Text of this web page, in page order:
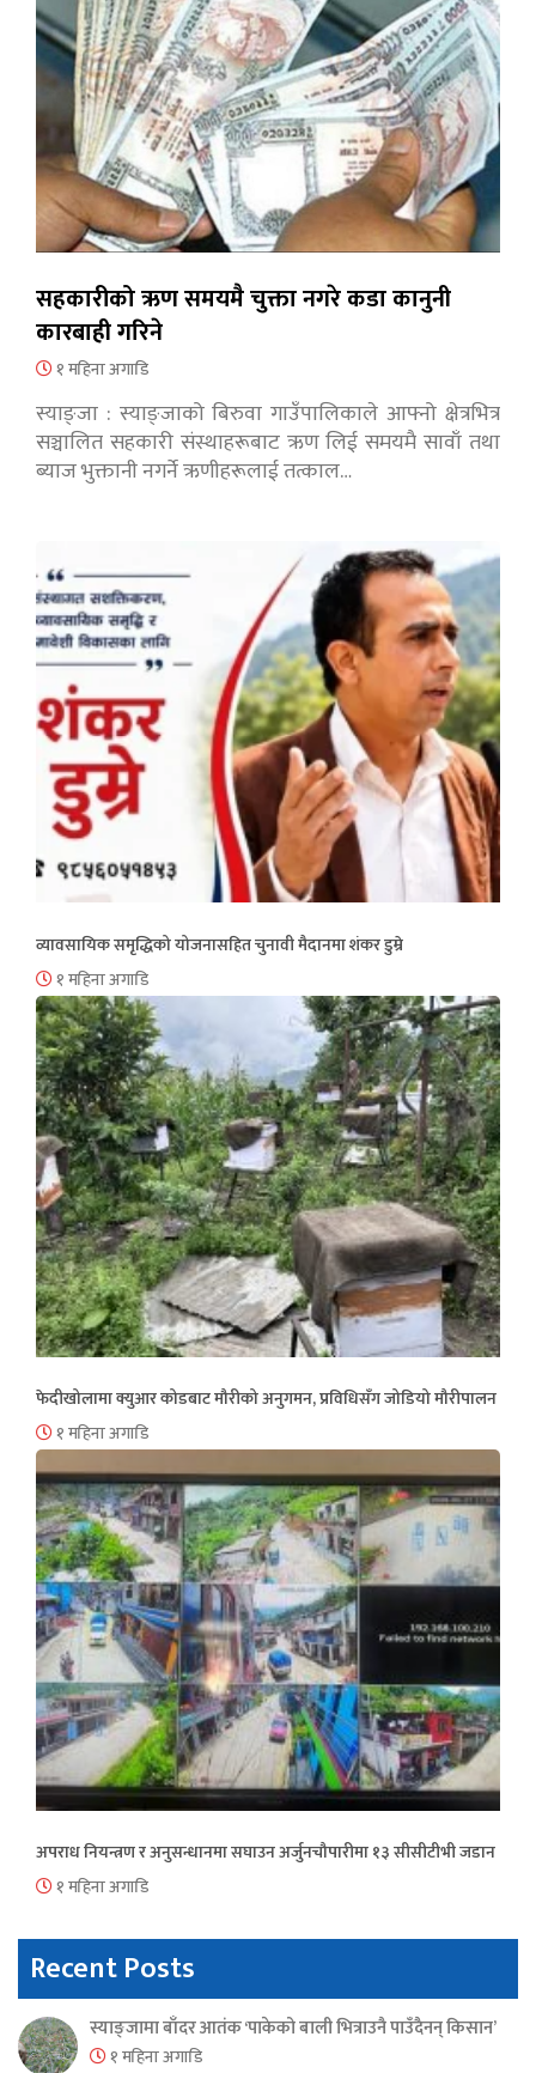
सहकारीको ऋण समयमै चुक्ता नगरे कडा कानुनी
कारबाही गरिने
१ महिना अगाडि
स्याङ्जा : स्याङ्जाको बिरुवा गाउँपालिकाले आफ्नो क्षेत्रभित्र
सञ्चालित सहकारी संस्थाहरूबाट ऋण लिई समयमै सावाँ तथा
ब्याज भुक्तानी नगर्ने ऋणीहरूलाई तत्काल…
व्यावसायिक समृद्धिको योजनासहित चुनावी मैदानमा शंकर डुम्रे
१ महिना अगाडि
फेदीखोलामा क्युआर कोडबाट मौरीको अनुगमन, प्रविधिसँग जोडियो मौरीपालन
१ महिना अगाडि
अपराध नियन्त्रण र अनुसन्धानमा सघाउन अर्जुनचौपारीमा १३ सीसीटीभी जडान
१ महिना अगाडि
Recent Posts
स्याङ्जामा बाँदर आतंक ‘पाकेको बाली भित्राउनै पाउँदैनन् किसान’
१ महिना अगाडि